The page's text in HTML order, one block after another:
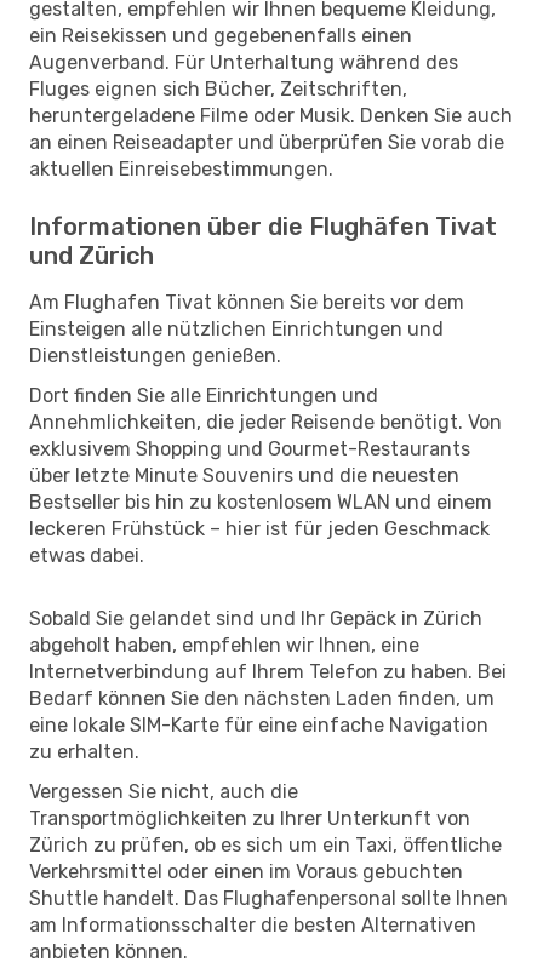
gestalten, empfehlen wir Ihnen bequeme Kleidung,
ein Reisekissen und gegebenenfalls einen
Augenverband. Für Unterhaltung während des
Fluges eignen sich Bücher, Zeitschriften,
heruntergeladene Filme oder Musik. Denken Sie auch
an einen Reiseadapter und überprüfen Sie vorab die
aktuellen Einreisebestimmungen.
Informationen über die Flughäfen Tivat
und Zürich
Am Flughafen Tivat können Sie bereits vor dem
Einsteigen alle nützlichen Einrichtungen und
Dienstleistungen genießen.
Dort finden Sie alle Einrichtungen und
Annehmlichkeiten, die jeder Reisende benötigt. Von
exklusivem Shopping und Gourmet-Restaurants
über letzte Minute Souvenirs und die neuesten
Bestseller bis hin zu kostenlosem WLAN und einem
leckeren Frühstück – hier ist für jeden Geschmack
etwas dabei.
Sobald Sie gelandet sind und Ihr Gepäck in Zürich
abgeholt haben, empfehlen wir Ihnen, eine
Internetverbindung auf Ihrem Telefon zu haben. Bei
Bedarf können Sie den nächsten Laden finden, um
eine lokale SIM-Karte für eine einfache Navigation
zu erhalten.
Vergessen Sie nicht, auch die
Transportmöglichkeiten zu Ihrer Unterkunft von
Zürich zu prüfen, ob es sich um ein Taxi, öffentliche
Verkehrsmittel oder einen im Voraus gebuchten
Shuttle handelt. Das Flughafenpersonal sollte Ihnen
am Informationsschalter die besten Alternativen
anbieten können.